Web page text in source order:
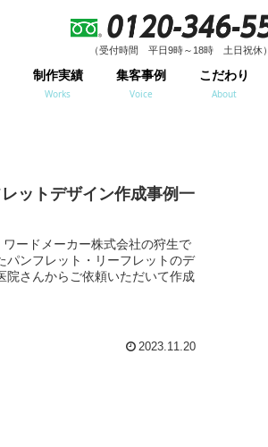
制作実績
Works
集客事例
Voice
こだわり
About
（受付時間 平日9時～18時 土日祝休）
ットデザイン作成事例一
ードメーカー株式会社の狩生で
2023.11.20